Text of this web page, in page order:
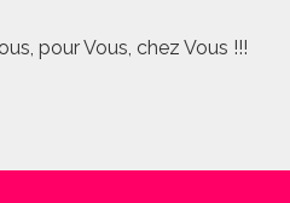
pour Vous, chez Vous !!!